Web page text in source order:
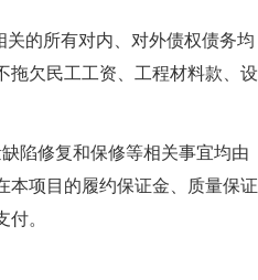
的所有对内、对外债权债务均
拖欠民工工资、工程材料款、设
陷修复和保修等相关事宜均由
本项目的履约保证金、质量保证
。